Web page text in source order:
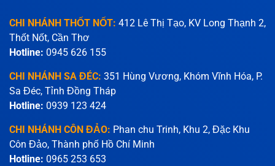
CHI NHÁNH THỐT NỐT: 412 Lê Thị Tạo, KV Long Thạnh 2,
Thốt Nốt, Cần Thơ
Hotline: 0945 626 155
CHI NHÁNH SA ĐÉC: 351 Hùng Vương, Khóm Vĩnh Hóa, P.
Sa Đéc, Tỉnh Đồng Tháp
Hotline: 0939 123 424
CHI NHÁNH CÔN ĐẢO: Phan chu Trinh, Khu 2, Đặc Khu
Côn Đảo, Thành phố Hồ Chí Minh
Hotline: 0965 253 653